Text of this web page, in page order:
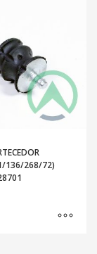
136/268/72)